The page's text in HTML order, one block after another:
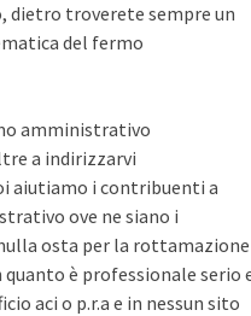
dietro troverete sempre un
del fermo
amministrativo
a indirizzarvi
aiutiamo i contribuenti a
ove ne siano i
osta per la rottamazione
è professionale serio
aci o p.r.a e in nessun sito